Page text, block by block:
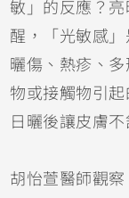
敏」的反應？
醒，「光敏感
曬傷 、熱疹、
物或接觸物引
日曬後讓皮膚
胡怡萱醫師觀